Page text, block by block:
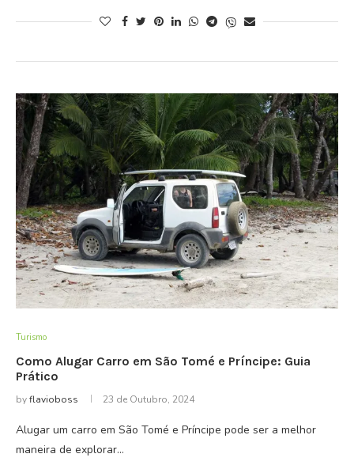
Turismo
Como Alugar Carro em São Tomé e Príncipe: Guia
Prático
byflavioboss 23 de Outubro, 2024
Alugar um carro em São Tomé e Príncipe pode ser a melhor
maneira de explorar…